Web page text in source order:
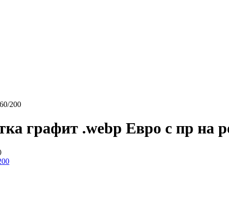
200
графит .webp Евро с пр на